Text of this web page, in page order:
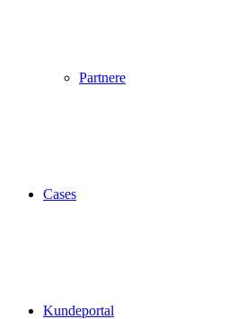
Partnere
Cases
Kundeportal